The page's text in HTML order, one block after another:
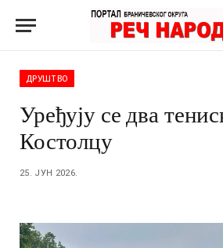
ДРУШТВО
Уређују се два
Костолцу
25. ЈУН 2026.